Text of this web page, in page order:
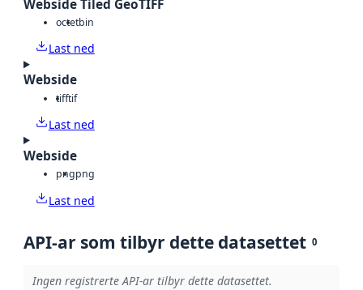
Webside Tiled GeoTIFF
octetbin
Last ned
Webside
tifftif
Last ned
Webside
pngpng
Last ned
API-ar som tilbyr dette datasettet 0
Ingen registrerte API-ar tilbyr dette datasettet.